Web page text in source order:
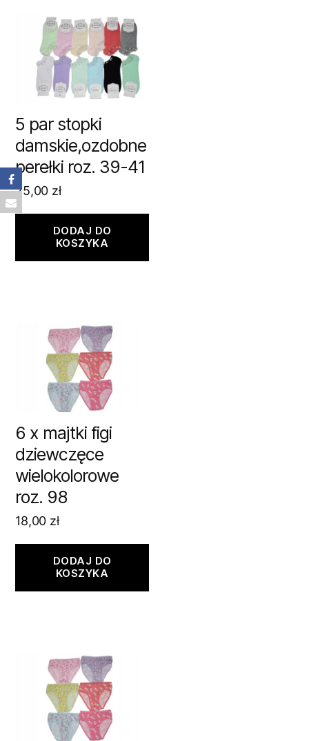
5 par stopki
damskie,ozdobne
perełki roz. 39-41
25,00 zł
DODAJ DO
KOSZYKA
6 x majtki figi
dziewczęce
wielokolorowe
roz. 98
18,00 zł
DODAJ DO
KOSZYKA